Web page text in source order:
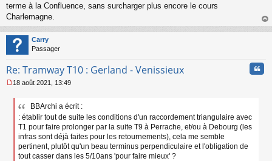
g
e
n
o
n
l
terme à la Confluence, sans surcharger plus encore le cours
Charlemagne.
au
Carry
Passager
Re: Tramway T10 : Gerland - Venissieux
e
18 août 2021, 13:49
BBArchi a écrit :
: établir tout de suite les conditions d'un raccordement triangulaire avec
T1 pour faire prolonger par la suite T9 à Perrache, et/ou à Debourg (les
infras sont déjà faites pour les retournements), cela me semble
pertinent, plutôt qu'un beau terminus perpendiculaire et l'obligation de
tout casser dans les 5/10ans 'pour faire mieux' ?